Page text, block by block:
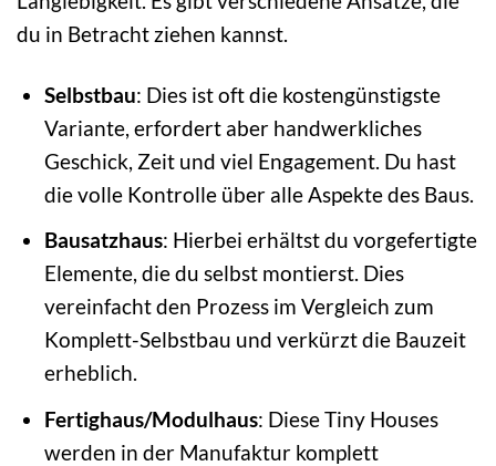
du in Betracht ziehen kannst.
Selbstbau: Dies ist oft die kostengünstigste
Variante, erfordert aber handwerkliches
Geschick, Zeit und viel Engagement. Du hast
die volle Kontrolle über alle Aspekte des Baus.
Bausatzhaus: Hierbei erhältst du vorgefertigte
Elemente, die du selbst montierst. Dies
vereinfacht den Prozess im Vergleich zum
Komplett-Selbstbau und verkürzt die Bauzeit
erheblich.
Fertighaus/Modulhaus: Diese Tiny Houses
werden in der Manufaktur komplett